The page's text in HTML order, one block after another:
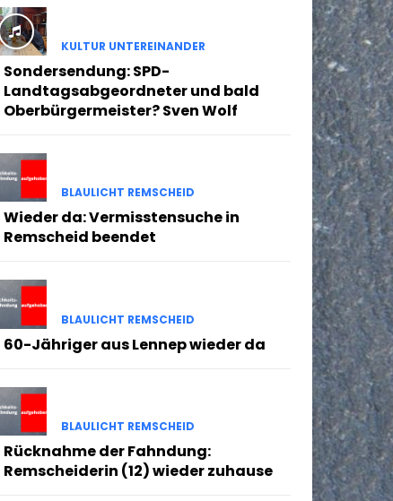
KULTUR UNTEREINANDER
Sondersendung: SPD-
Landtagsabgeordneter und bald
Oberbürgermeister? Sven Wolf
BLAULICHT REMSCHEID
Wieder da: Vermisstensuche in
Remscheid beendet
BLAULICHT REMSCHEID
60-Jähriger aus Lennep wieder da
BLAULICHT REMSCHEID
Rücknahme der Fahndung:
Remscheiderin (12) wieder zuhause